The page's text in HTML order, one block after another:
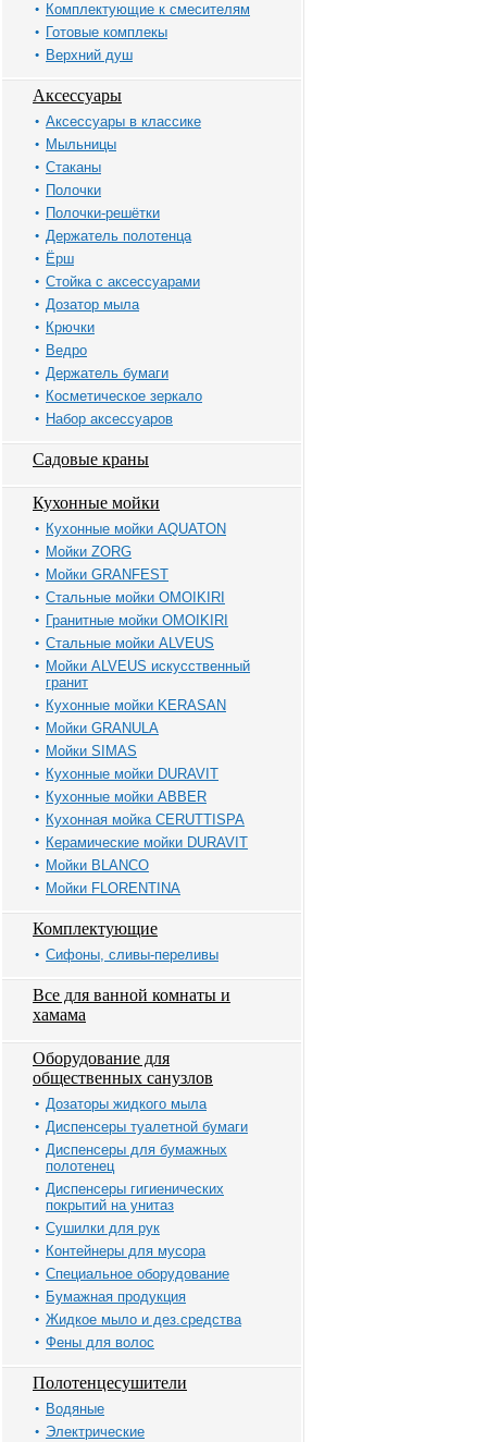
Комплектующие к смесителям
Готовые комплекы
Верхний душ
Аксессуары
Аксессуары в классике
Мыльницы
Стаканы
Полочки
Полочки-решётки
Держатель полотенца
Ёрш
Стойка с аксессуарами
Дозатор мыла
Крючки
Ведро
Держатель бумаги
Косметическое зеркало
Набор аксессуаров
Садовые краны
Кухонные мойки
Кухонные мойки AQUATON
Мойки ZORG
Мойки GRANFEST
Стальные мойки OMOIKIRI
Гранитные мойки OMOIKIRI
Стальные мойки ALVEUS
Мойки ALVEUS искусственный
гранит
Кухонные мойки KERASAN
Мойки GRANULA
Мойки SIMAS
Кухонные мойки DURAVIT
Кухонные мойки ABBER
Кухонная мойка CERUTTISPA
Керамические мойки DURAVIT
Мойки BLANCO
Мойки FLORENTINA
Комплектующие
Сифоны, сливы-переливы
Все для ванной комнаты и
хамама
Оборудование для
общественных санузлов
Дозаторы жидкого мыла
Диспенсеры туалетной бумаги
Диспенсеры для бумажных
полотенец
Диспенсеры гигиенических
покрытий на унитаз
Сушилки для рук
Контейнеры для мусора
Специальное оборудование
Бумажная продукция
Жидкое мыло и дез.средства
Фены для волос
Полотенцесушители
Водяные
Электрические